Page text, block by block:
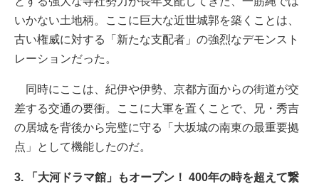
いかない土地柄。ここに巨大な近世城郭を築くことは、
古い権威に対する「新たな支配者」の強烈なデモンスト
レーションだった。
同時にここは、紀伊や伊勢、京都方面からの街道が交
差する交通の要衝。ここに大軍を置くことで、兄・秀吉
の居城を背後から完璧に守る「大坂城の南東の最重要拠
点」として機能したのだ。
3. 「大河ドラマ館」もオープン！ 400年の時を超えて繋